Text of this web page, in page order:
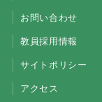
お問い合わせ
教員採用情報
サイトポリシー
アクセス